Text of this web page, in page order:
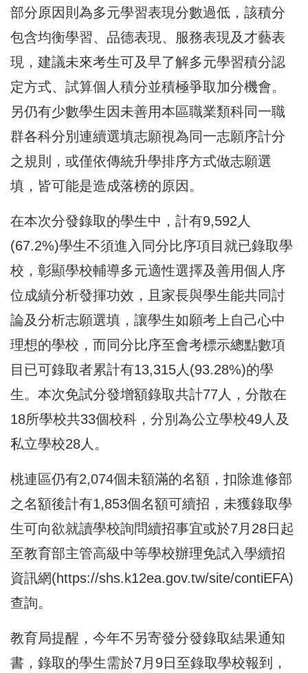
部分原因則為多元學習表現分數過低，該積分
包含均衡學習、品德表現、服務表現及才藝表
現，建議未來考生可及早了解多元學習積分認
定方式、試算個人積分並積極爭取加分機會。
另仍有少數學生因未善用本區職業類科同一職
群各科分別連續選填志願視為同一志願序計分
之規則，或僅依傳統升學排序方式做志願選
填，皆可能是造成落榜的原因。
在本次分發錄取的學生中，計有9,592人
(67.2%)學生不須進入同分比序項目就已錄取學
校，彰顯學校輔導多元適性選擇及善用個人序
位成績分析發揮功效，且家長與學生能共同討
論及分析志願選填，讓學生如願考上自己心中
理想的學校，而同分比序至會考標示總點數項
目已可錄取者累計有13,315人(93.28%)的學
生。本次免試分發增額錄取共計77人，分散在
18所學校共33個校科，分別為公立學校49人及
私立學校28人。
桃連區仍有2,074個未額滿的名額，扣除進修部
之名額後計有1,853個名額可續招，未獲錄取學
生可向欲就讀學校詢問續招事宜或於7月28日起
至教育部主管高級中等學校辦理免試入學續招
資訊網(https://shs.k12ea.gov.tw/site/contiEFA)
查詢。
教育局提醒，今年不另寄發分發錄取結果通知
書，錄取的學生需於7月9日至錄取學校報到，